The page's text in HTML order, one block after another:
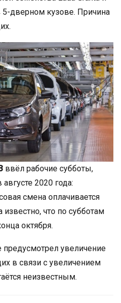
дверном кузове. Причина
ввёл рабочие субботы,
2020 года:
смена оплачивается
что по субботам
октября.
увеличение
в связи с увеличением
неизвестным.